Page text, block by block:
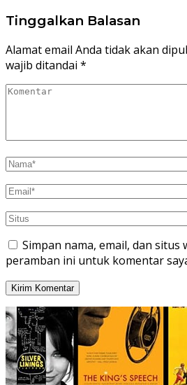
Tinggalkan Balasan
Alamat email Anda tidak akan
wajib ditandai *
Simpan nama, email, dan situs
peramban ini untuk komentar